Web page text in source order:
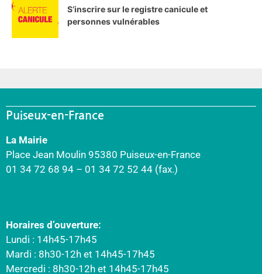
S’inscrire sur le registre canicule et
personnes vulnérables
Puiseux-en-France
La Mairie
Place Jean Moulin 95380 Puiseux-en-France
01 34 72 68 94 – 01 34 72 52 44 (fax.)
Horaires d’ouverture:
Lundi : 14h45-17h45
Mardi : 8h30-12h et 14h45-17h45
Mercredi : 8h30-12h et 14h45-17h45